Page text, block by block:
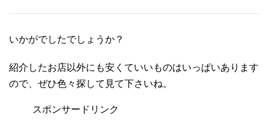
いかがでしたでしょうか？
紹介したお店以外にも安くていいものはいっぱいあります
ので、ぜひ色々探して見て下さいね。
スポンサードリンク